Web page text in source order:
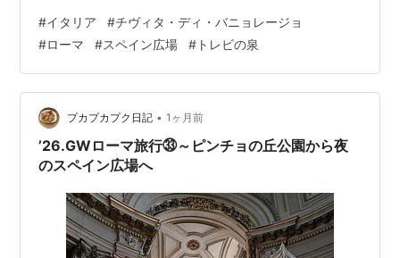
いたところ SAで 簡単に済ませて下さい と、言われ サン
ドイッチを買って ランチとしました (-_-;) その後は ロー
マ に 移動です 135㎞ 2時間の バス乗車です トレビの泉
コインを投げるには お金を出さなくては 近寄る事が出来
ません 暑いのです…
#イタリア #チヴィタ・ディ・バニョレージョ
#ローマ #スペイン広場 # トレビの泉
プカプカプク日記 • 1ヶ月前
’26.GWローマ旅行㉝～ピンチョの丘公園から夜
のスペイン広場へ